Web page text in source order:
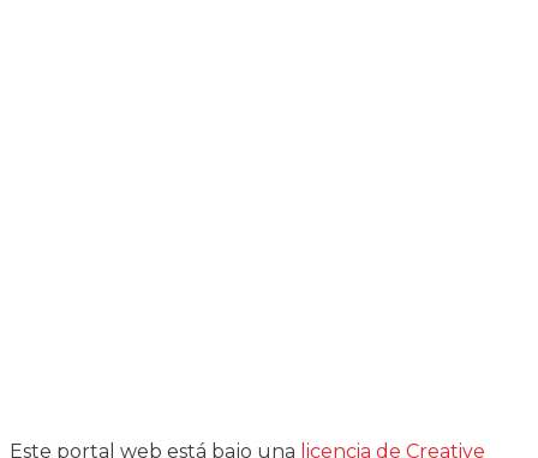
Este portal web está bajo una licencia de Creative